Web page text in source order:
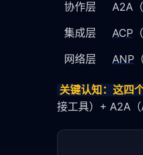
协作层 A2A
集成层 ACP （
网络层 ANP
关键认知：这四
接工具）+ A2A